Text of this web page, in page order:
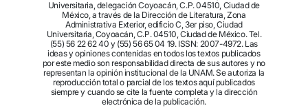
Universitaria, delegación Coyoacán, C.P. 04510, Ciudad de
México, a través de la Dirección de Literatura, Zona
Administrativa Exterior, edificio C, 3er piso, Ciudad
Universitaria, Coyoacán, C.P. 04510, Ciudad de México. Tel.
(55) 56 22 62 40 y (55) 56 65 04 19. ISSN: 2007-4972. Las
ideas y opiniones contenidas en todos los textos publicados
por este medio son responsabilidad directa de sus autores y no
representan la opinión institucional de la UNAM. Se autoriza la
reproducción total o parcial de los textos aquí publicados
siempre y cuando se cite la fuente completa y la dirección
electrónica de la publicación.